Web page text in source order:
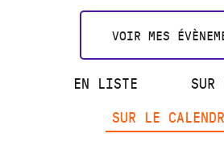
VOIR MES
EN LISTE
SUR
SUR LE